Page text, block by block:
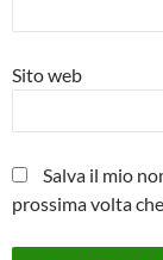
Sito web
Salva il mio
prossima volta